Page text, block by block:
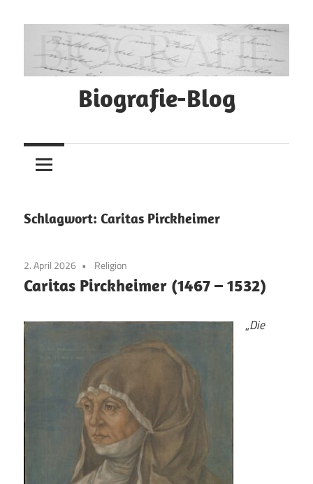
Inhalt
springen
Biografie-Blog
Schlagwort: Caritas Pirckheimer
2. April 2026 Religion
Caritas Pirckheimer (1467 – 1532)
„Die